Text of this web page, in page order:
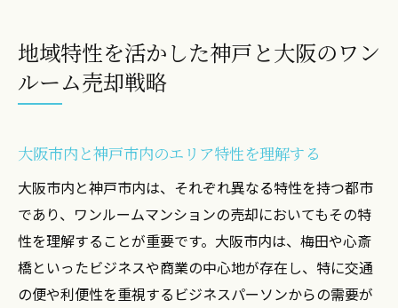
地域住民のニーズを考慮した売却戦略
周辺施設を活用した魅力的な売却プレゼン
大阪市内の商業活発エリアを利用した売却成功
商業施設との距離が売却に与える影響
大阪市内の人気エリアの見極め方
地域ブランドを活かした宣伝戦略
商業エリアの発展が価値に与える影響
地域特性を活かした神戸と大阪のワン
ルーム売却戦略
大阪市内と神戸市内のエリア特性を理解する
大阪市内と神戸市内は、それぞれ異なる特性を持つ都市
であり、ワンルームマンションの売却においてもその特
性を理解することが重要です。大阪市内は、梅田や心斎
橋といったビジネスや商業の中心地が存在し、特に交通
の便や利便性を重視するビジネスパーソンからの需要が